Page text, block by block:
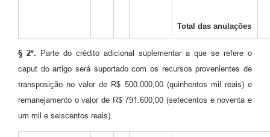
Total das anulações
§ 2º. Parte do crédito adicional suplementar a que se refere o
caput do artigo será suportado com os recursos provenientes de
transposição no valor de R$ 500.000,00 (quinhentos mil reais) e
remanejamento o valor de R$ 791.600,00 (setecentos e noventa e
um mil e seiscentos reais).